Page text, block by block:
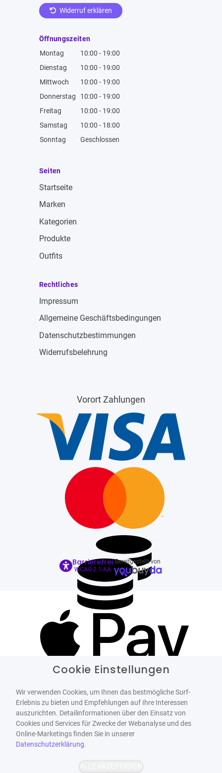
Widerruf erklären
Öffnungszeiten
Montag
10:00 - 19:00
Dienstag
10:00 - 19:00
Mittwoch
10:00 - 19:00
Donnerstag
10:00 - 19:00
Freitag
10:00 - 19:00
Samstag
10:00 - 18:00
Sonntag
Geschlossen
Seiten
Startseite
Marken
Kategorien
Produkte
Outfits
Rechtliches
Impressum
Allgemeine Geschäftsbedingungen
Datenschutzbestimmungen
Widerrufsbelehrung
Vorort Zahlungen
Barrierefrei
WCAG-2.1-AA
Bereitgestellt von
Cookie Einstellungen
Wir verwenden Cookies, um Ihnen das bestmögliche Surf-
Erlebnis zu bieten und Empfehlungen auf Ihre Interessen
auszurichten. Detailinformationen über den Einsatz von
Cookies und Services für Zwecke der Webanalyse und des
Online-Marketings finden Sie in unserer
Datenschutzerklärung.
ALLE AKZEPTIEREN